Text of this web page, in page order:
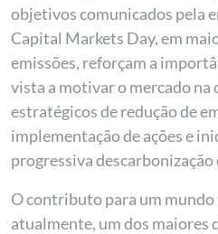
objetivos comunicados pela
Capital Markets Day, em
emissões, reforçam a
vista a motivar o mercado na
estratégicos de redução de
implementação de ações e
progressiva descarbonização
O contributo para um mundo
atualmente, um dos maiores